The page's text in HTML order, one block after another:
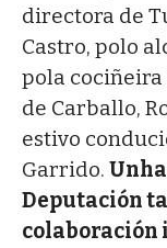
directora de
Castro, polo
pola cociñeira
de Carballo,
estivo
Garrido.
Deputación
colaboración